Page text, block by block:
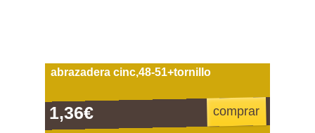
abrazadera cinc,48-51+tornillo
1,36€ comprar